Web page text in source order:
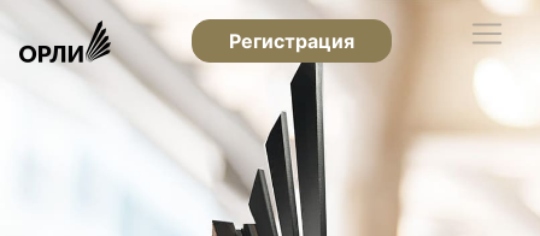
Регистрация